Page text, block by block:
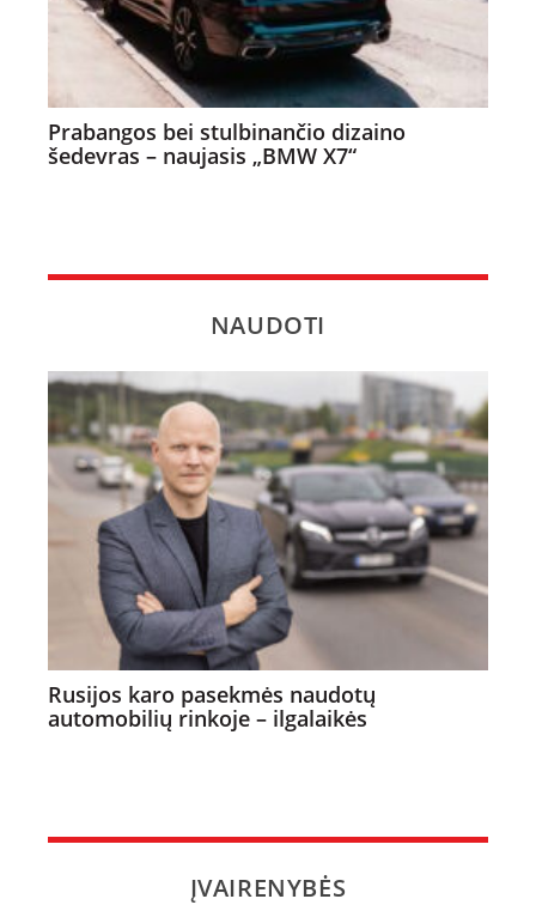
Prabangos bei stulbinančio dizaino
šedevras – naujasis „BMW X7“
NAUDOTI
Rusijos karo pasekmės naudotų
automobilių rinkoje – ilgalaikės
ĮVAIRENYBĖS